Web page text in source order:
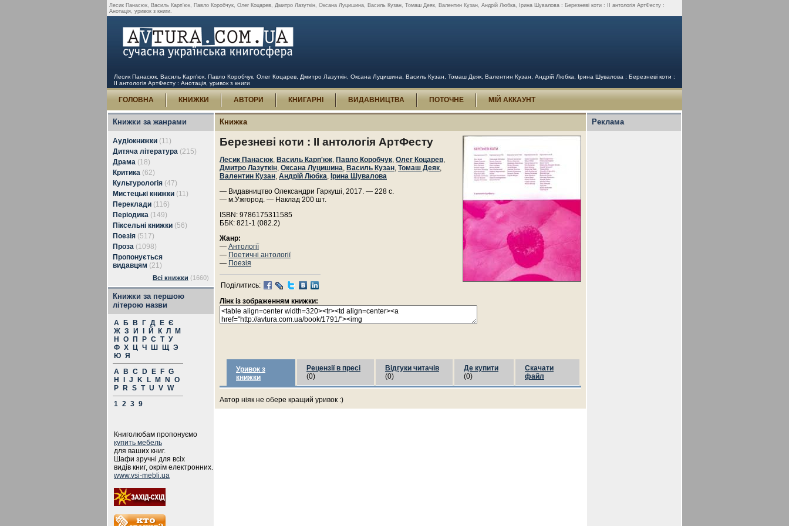
Лесик Панасюк, Василь Карп'юк, Павло Коробчук, Олег Коцарев, Дмитро Лазуткін, Оксана Луцишина, Василь Кузан, Томаш Деяк, Валентин Кузан, Андрій Любка, Ірина Шувалова : Березневі коти : ІІ антологія АртФесту :
Анотація, уривок з книги.
Лесик Панасюк, Василь Карп'юк, Павло Коробчук, Олег Коцарев, Дмитро Лазуткін, Оксана Луцишина, Василь Кузан, Томаш Деяк, Валентин Кузан, Андрій Любка, Ірина Шувалова : Березневі коти :
ІІ антологія АртФесту : Анотація, уривок з книги
ГОЛОВНА КНИЖКИ АВТОРИ КНИГАРНІ ВИДАВНИЦТВА ПОТОЧНЕ МІЙ АККАУНТ
Книжки за жанрами
Аудіокнижки (11)
Дитяча література (215)
Драма (18)
Критика (62)
Культурологія (47)
Мистецькі книжки (11)
Переклади (116)
Періодика (149)
Піксельні книжки (56)
Поезія (517)
Проза (1098)
Пропонується
видавцям (21)
Всі книжки (1660)
Книжки за першою
літерою назви
А Б В Г Д Е Є
Ж З И Й К Л
М
Н
О П Р С Т У
Ф Х Ц Ч Ш Щ Э
Ю Я
A
B C D E F G
H
J K L M N
O
P
R S T U V W
1 2 3 9
Книголюбам пропонуємо
купить мебель
для ваших книг.
Шафи зручні для всіх
видів книг, окрім електронних.
www.vsi-mebli.ua
Книжка
Березневі коти : ІІ антологія АртФесту
Лесик Панасюк, Василь Карп'юк, Павло Коробчук, Олег Коцарев,
Дмитро Лазуткін, Оксана Луцишина, Василь Кузан, Томаш Деяк,
Валентин Кузан, Андрій Любка, Ірина Шувалова
— Видавництво Олександри Гаркуші, 2017. — 228 с.
— м.Ужгород. — Наклад 200 шт.
ISBN: 9786175311585
ББК: 821-1 (082.2)
Жанр:
— Антології
— Поетичні антології
— Поезія
Поділитись:
Лінк із зображенням книжки:
Уривок з
книжки
Рецензії в пресі
(0)
Відгуки читачів
(0)
Де купити
(0)
Скачати
файл
Автор ніяк не обере кращий уривок :)
Реклама